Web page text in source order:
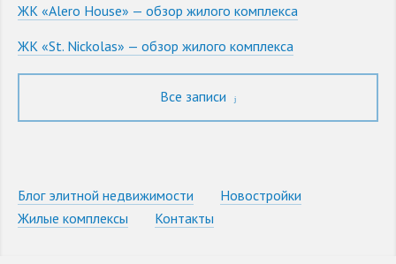
ЖК «Alero House» — обзор жилого комплекса
ЖК «St. Nickolas» — обзор жилого комплекса
Все записи
Блог элитной недвижимости
Новостройки
Жилые комплексы
Контакты